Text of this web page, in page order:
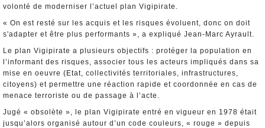
volonté de moderniser l’actuel plan Vigipirate.
« On est resté sur les acquis et les risques évoluent, donc on doit
s'adapter et être plus performants », a expliqué Jean-Marc Ayrault.
Le plan Vigipirate a plusieurs objectifs : protéger la population en
l’informant des risques, associer tous les acteurs impliqués dans sa
mise en oeuvre (Etat, collectivités territoriales, infrastructures,
citoyens) et permettre une réaction rapide et coordonnée en cas de
menace terroriste ou de passage à l’acte.
Jugé « obsolète », le plan Vigipirate entré en vigueur en 1978 était
jusqu’alors organisé autour d’un code couleurs, « rouge » depuis